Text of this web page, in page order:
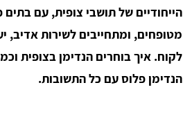
הייחודיים של תושבי צופית, עם בתים
מטופחים, ומתחייבים לשירות אדיב,
לקוח. איך בוחרים הנדימן בצופית
הנדימן פלוס עם כל התשובות.